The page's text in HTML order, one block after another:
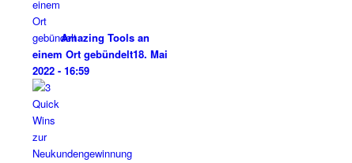
Amazing Tools an
einem Ort gebündelt18. Mai
2022 - 16:59